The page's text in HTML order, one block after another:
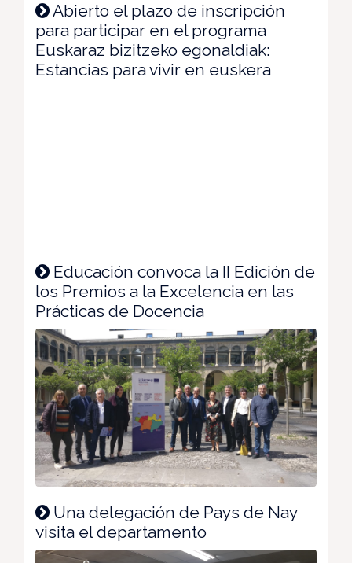
Abierto el plazo de inscripción
para participar en el programa
Euskaraz bizitzeko egonaldiak:
Estancias para vivir en euskera
Educación convoca la II Edición de
los Premios a la Excelencia en las
Prácticas de Docencia
Una delegación de Pays de Nay
visita el departamento